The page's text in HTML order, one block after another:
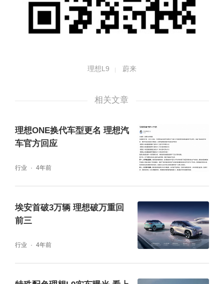
图片来源：蔚来官微截图盖世点评：官方发布
上了“冷血”的帽子。
宁德时代发布麒麟电池
6月23日，宁德时代正式发布第三代CTP——
理想L9 蔚来
相关文章
理想ONE换代车型更名 理想汽
车官方回应
行业 4年前
埃安首破3万辆 理想破万重回
前三
行业 4年前